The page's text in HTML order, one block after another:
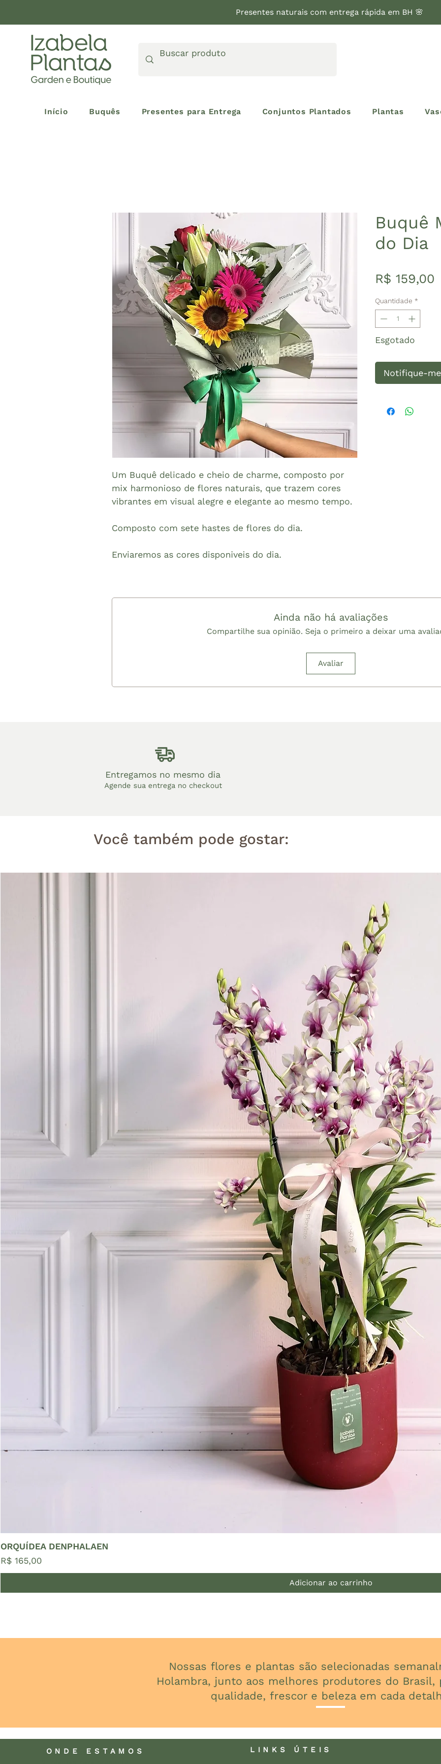
Presentes naturais com entrega rápida em BH 🌸
Início Buquês Presentes para Entrega Conjuntos Plantados Plantas
Um Buquê delicado e cheio de charme, composto por
mix harmonioso de flores naturais, que trazem cores
vibrantes em visual alegre e elegante ao mesmo tempo.
Composto com sete hastes de flores do dia.
Enviaremos as cores disponiveis do dia.
Buquê
do Dia
R$ 159,00
Quantidade *
Esgotado
Notifique-
Ainda não há avaliações
Compartilhe sua opinião. Seja o primeiro a deixar uma
Avaliar
Entregamos no mesmo dia
Agende sua entrega no checkout
Você também pode gostar:
ORQUÍDEA DENPHALAEN
Preço
R$ 165,00
Adicionar ao carrinho
Nossas flores e plantas são selecionadas
Holambra, junto aos melhores produtores do Brasil,
qualidade, frescor e beleza em cada
presentes com plantas
ONDE ESTAMOS LINKS ÚTEIS